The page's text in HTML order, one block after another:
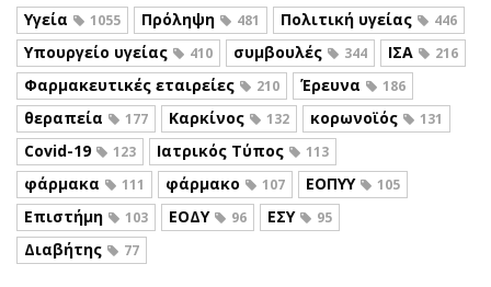
Υγεία 1055 Πρόληψη 481 Πολιτική υγείας 446
Υπουργείο υγείας 410 συμβουλές 344 ΙΣΑ 216
Φαρμακευτικές εταιρείες 210 Έρευνα 186
θεραπεία 177 Καρκίνος 132 κορωνοϊός 131
Covid-19 123 Ιατρικός Τύπος 113
φάρμακα 111 φάρμακο 107 ΕΟΠΥΥ 105
Επιστήμη 103 ΕΟΔΥ 96 ΕΣΥ 95
Διαβήτης 77